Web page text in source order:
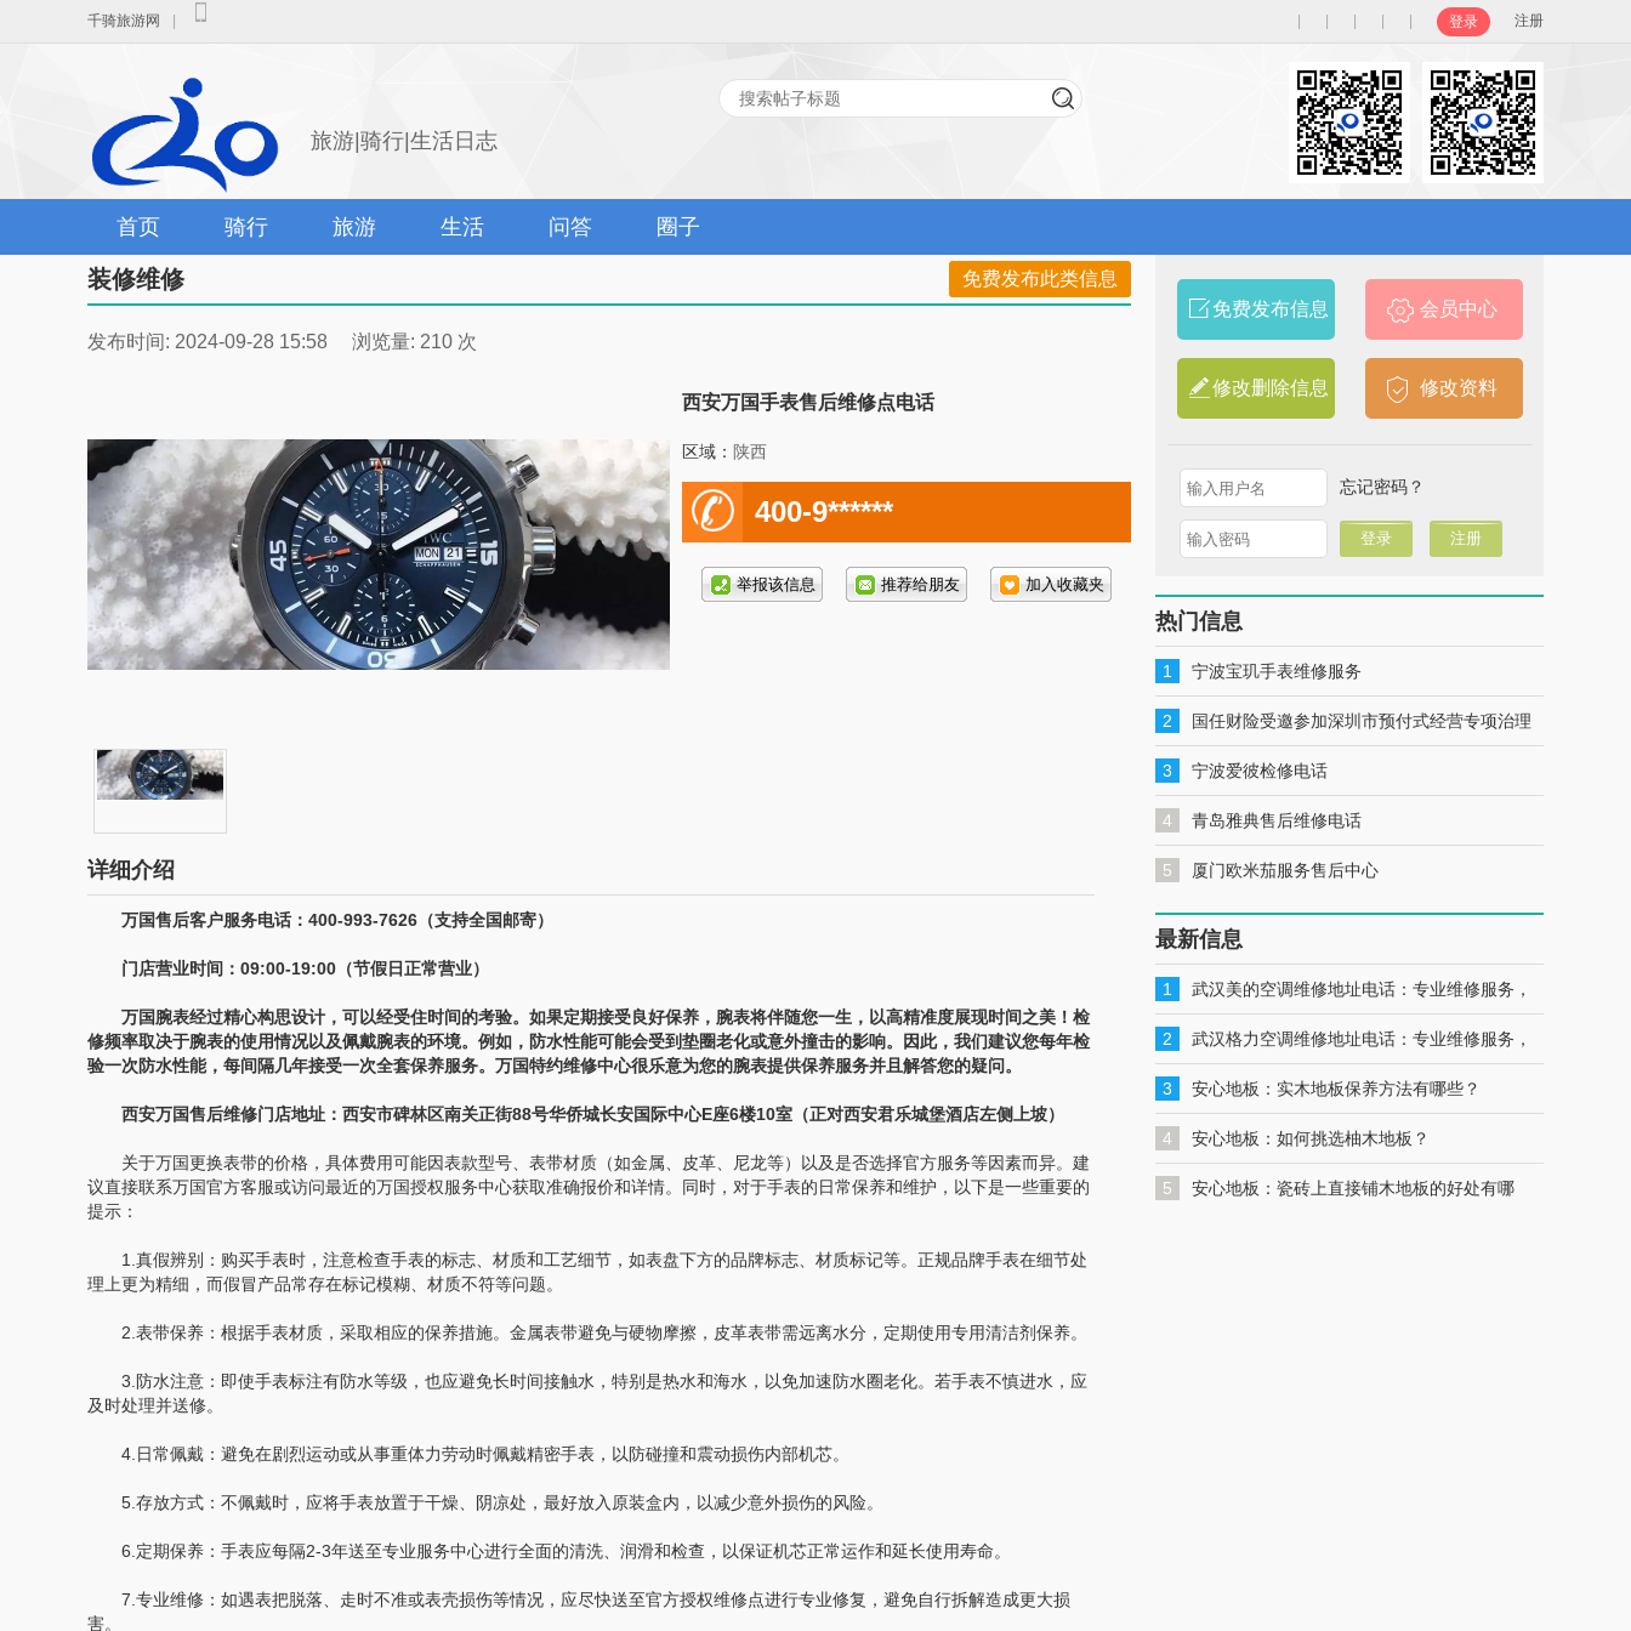
千骑旅游网 登录 注册
旅游|骑行|生活日志
首页 骑行 旅游 生活 问答 圈子
装修维修 免费发布此类信息
发布时间: 2024-09-28 15:58 浏览量: 210 次
西安万国手表售后维修点电话
区域： 陕西
电
话号
400-9******
详细介绍
万国售后客户服务电话：400-993-7626（支持全国邮寄）
门店营业时间：09:00-19:00（节假日正常营业）
万国腕表经过精心构思设计，可以经受住时间的考验。如果定期接受良好保养，腕表将伴随您一生，以高精准度展现时间之美！检
修频率取决于腕表的使用情况以及佩戴腕表的环境。例如，防水性能可能会受到垫圈老化或意外撞击的影响。因此，我们建议您每年检
验一次防水性能，每间隔几年接受一次全套保养服务。万国特约维修中心很乐意为您的腕表提供保养服务并且解答您的疑问。
西安万国售后维修门店地址：西安市碑林区南关正街88号华侨城长安国际中心E座6楼10室（正对西安君乐城堡酒店左侧上坡）
关于万国更换表带的价格，具体费用可能因表款型号、表带材质（如金属、皮革、尼龙等）以及是否选择官方服务等因素而异。建
议直接联系万国官方客服或访问最近的万国授权服务中心获取准确报价和详情。同时，对于手表的日常保养和维护，以下是一些重要的
提示：
1.真假辨别：购买手表时，注意检查手表的标志、材质和工艺细节，如表盘下方的品牌标志、材质标记等。正规品牌手表在细节处
理上更为精细，而假冒产品常存在标记模糊、材质不符等问题。
2.表带保养：根据手表材质，采取相应的保养措施。金属表带避免与硬物摩擦，皮革表带需远离水分，定期使用专用清洁剂保养。
3.防水注意：即使手表标注有防水等级，也应避免长时间接触水，特别是热水和海水，以免加速防水圈老化。若手表不慎进水，应
及时处理并送修。
4.日常佩戴：避免在剧烈运动或从事重体力劳动时佩戴精密手表，以防碰撞和震动损伤内部机芯。
5.存放方式：不佩戴时，应将手表放置于干燥、阴凉处，最好放入原装盒内，以减少意外损伤的风险。
6.定期保养：手表应每隔2-3年送至专业服务中心进行全面的清洗、润滑和检查，以保证机芯正常运作和延长使用寿命。
7.专业维修：如遇表把脱落、走时不准或表壳损伤等情况，应尽快送至官方授权维修点进行专业修复，避免自行拆解造成更大损
害。
免费发布信息 会员中心
修改删除信息 修改资料
忘记密码？
热门信息
1 宁波宝玑手表维修服务
2 国任财险受邀参加深圳市预付式经营专项治理
工作推进会暨预付式经营领域保险签约仪式
3 宁波爱彼检修电话
4 青岛雅典售后维修电话
5 厦门欧米茄服务售后中心
最新信息
1 武汉美的空调维修地址电话：专业维修服务，
一键联系解决您的美的空调问题
2 武汉格力空调维修地址电话：专业维修服务，
一键联系解决您的格力空调问题
3 安心地板：实木地板保养方法有哪些？
4 安心地板：如何挑选柚木地板？
5 安心地板：瓷砖上直接铺木地板的好处有哪